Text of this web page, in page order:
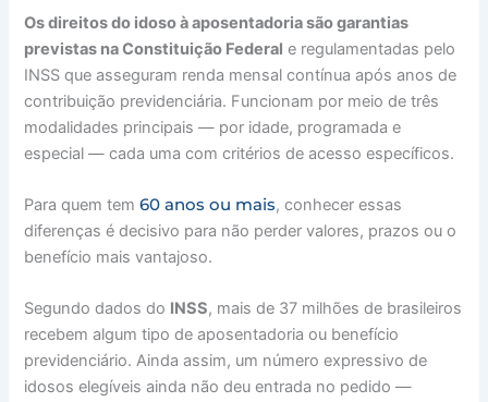
Os direitos do idoso à aposentadoria são garantias
previstas na Constituição Federal e regulamentadas pelo
INSS que asseguram renda mensal contínua após anos de
contribuição previdenciária. Funcionam por meio de três
modalidades principais — por idade, programada e
especial — cada uma com critérios de acesso específicos.
Para quem tem60 anos ou mais, conhecer essas
diferenças é decisivo para não perder valores, prazos ou o
benefício mais vantajoso.
Segundo dados do INSS, mais de 37 milhões de brasileiros
recebem algum tipo de aposentadoria ou benefício
previdenciário. Ainda assim, um número expressivo de
idosos elegíveis ainda não deu entrada no pedido —